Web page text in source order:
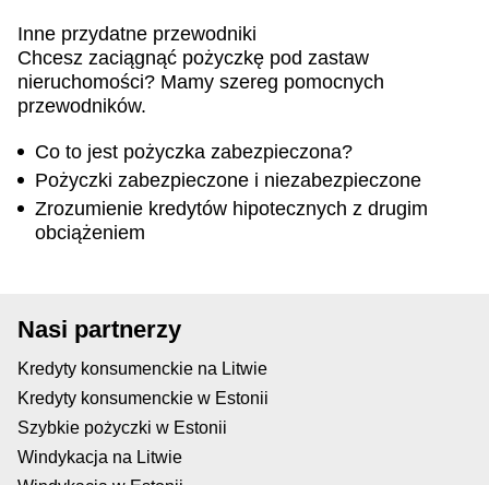
Inne przydatne przewodniki
Chcesz zaciągnąć pożyczkę pod zastaw
nieruchomości? Mamy szereg pomocnych
przewodników.
Co to jest pożyczka zabezpieczona?
Pożyczki zabezpieczone i niezabezpieczone
Zrozumienie kredytów hipotecznych z drugim
obciążeniem
Nasi partnerzy
Kredyty konsumenckie na Litwie
Kredyty konsumenckie w Estonii
Szybkie pożyczki w Estonii
Windykacja na Litwie